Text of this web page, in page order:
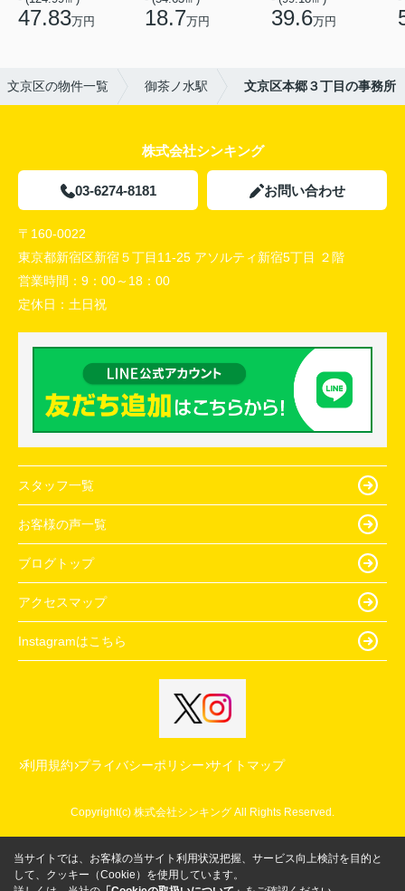
47.83万円 18.7万円 39.6万円
文京区の物件一覧 御茶ノ水駅 文京区本郷３丁目の事務所
株式会社シンキング
03-6274-8181 お問い合わせ
〒160-0022
東京都新宿区新宿５丁目11-25 アソルティ新宿5丁目 ２階
営業時間： 9：00～18：00
定休日： 土日祝
スタッフ一覧
お客様の声一覧
ブログトップ
アクセスマップ
Instagramはこちら
利用規約 プライバシーポリシー サイトマップ
Copyright(c) 株式会社シンキング All Rights Reserved.
当サイトでは、お客様の当サイト利用状況把握、サービス向上検討を目的と
して、クッキー（Cookie）を使用しています。